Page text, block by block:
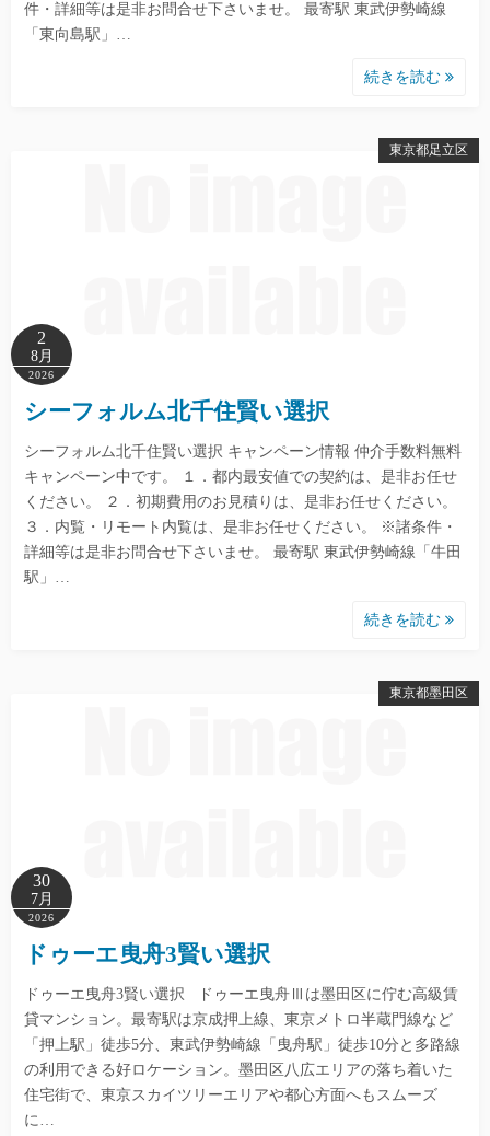
件・詳細等は是非お問合せ下さいませ。 最寄駅 東武伊勢崎線
「東向島駅」…
続きを読む
東京都足立区
2
8月
2026
シーフォルム北千住賢い選択
シーフォルム北千住賢い選択 キャンペーン情報 仲介手数料無料
キャンペーン中です。 １．都内最安値での契約は、是非お任せ
ください。 ２．初期費用のお見積りは、是非お任せください。
３．内覧・リモート内覧は、是非お任せください。 ※諸条件・
詳細等は是非お問合せ下さいませ。 最寄駅 東武伊勢崎線「牛田
駅」…
続きを読む
東京都墨田区
30
7月
2026
ドゥーエ曳舟3賢い選択
ドゥーエ曳舟3賢い選択 ドゥーエ曳舟Ⅲは墨田区に佇む高級賃
貸マンション。最寄駅は京成押上線、東京メトロ半蔵門線など
「押上駅」徒歩5分、東武伊勢崎線「曳舟駅」徒歩10分と多路線
の利用できる好ロケーション。墨田区八広エリアの落ち着いた
住宅街で、東京スカイツリーエリアや都心方面へもスムーズ
に…